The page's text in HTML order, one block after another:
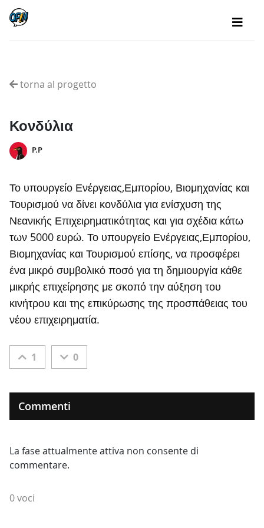
torna al progetto
Κονδύλια
P.P
Το υπουργείο Ενέργειας,Εμπορίου, Βιομηχανίας και
Τουρισμού να δίνει κονδύλια για ενίσχυση της
Νεανικής Επιχειρηματικότητας και για σχέδια κάτω
των 5000 ευρώ. Το υπουργείο Ενέργειας,Εμπορίου,
Βιομηχανίας και Τουρισμού επίσης, να προσφέρει
ένα μικρό συμβολικό ποσό για τη δημιουργία κάθε
μικρής επιχείρησης με σκοπό την αύξηση του
κινήτρου και της επικύρωσης της προσπάθειας του
νέου επιχειρηματία.
1 0
Commenti
La fase attualmente attiva non consente di
commentare.
0 voci